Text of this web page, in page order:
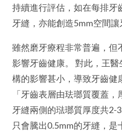
持續進行評估，如在每排牙
牙縫，亦能創造5mm空間讓
雖然磨牙療程非常普遍，但
影響牙齒健康。 對此，王
構的影響甚小，導致牙齒健
「牙齒表層由珐瑯質覆蓋
牙縫兩側的琺瑯質厚度共2-
只會騰出0.5mm的牙縫，